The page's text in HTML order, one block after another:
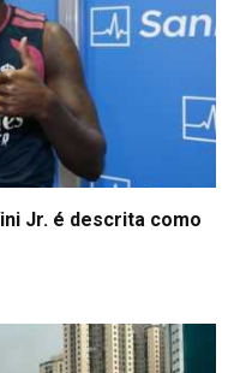
Jr. é descrita como